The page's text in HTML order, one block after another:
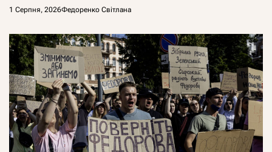
1 Серпня, 2026Федоренко Світлана